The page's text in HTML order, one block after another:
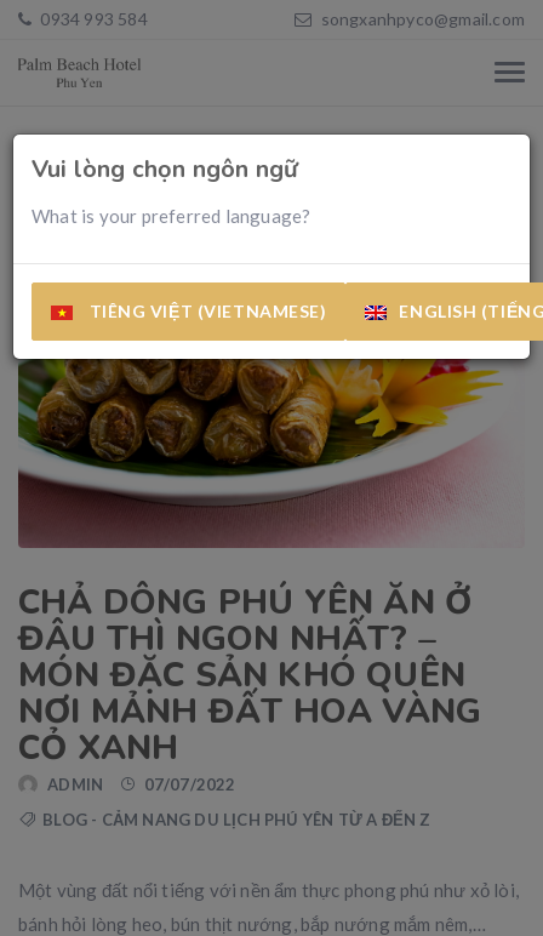
Vui lòng chọn ngôn ngữ
What is your preferred language?
TIÊNG VIỆT (VIETNAMESE) ENGLISH
0934 993 584 songxanhpyco@gmail.com
CHẢ DÔNG PHÚ YÊN ĂN Ở
ĐÂU THÌ NGON NHẤT? –
MÓN ĐẶC SẢN KHÓ QUÊN
NƠI MẢNH ĐẤT HOA VÀNG
CỎ XANH
ADMIN
07/07/2022
BLOG - CẢM NANG DU LỊCH PHÚ YÊN TỪ A ĐẾN Z
Một vùng đất nổi tiếng với nền ẩm thực phong phú như xỏ lòi,
bánh hỏi lòng heo, bún thịt nướng, bắp nướng mắm nêm,…